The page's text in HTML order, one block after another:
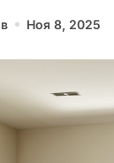
Ноя 8, 2025